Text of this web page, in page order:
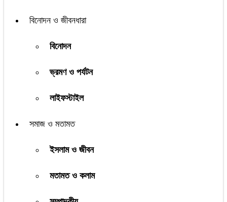
বিনোদন ও জীবনধারা
বিনোদন
ভ্রমণ ও পর্যটন
লাইফস্টাইল
সমাজ ও মতামত
ইসলাম ও জীবন
মতামত ও কলাম